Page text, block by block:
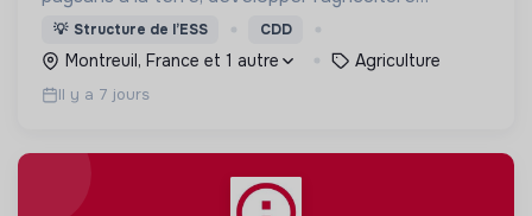
biologique et paysanne et faire de la terre un bien
commun par une dynamique associative et
citoyenne
💡 Structure de l’ESS CDD
Montreuil, France et 1 autre Agriculture
Il y a 7 jours